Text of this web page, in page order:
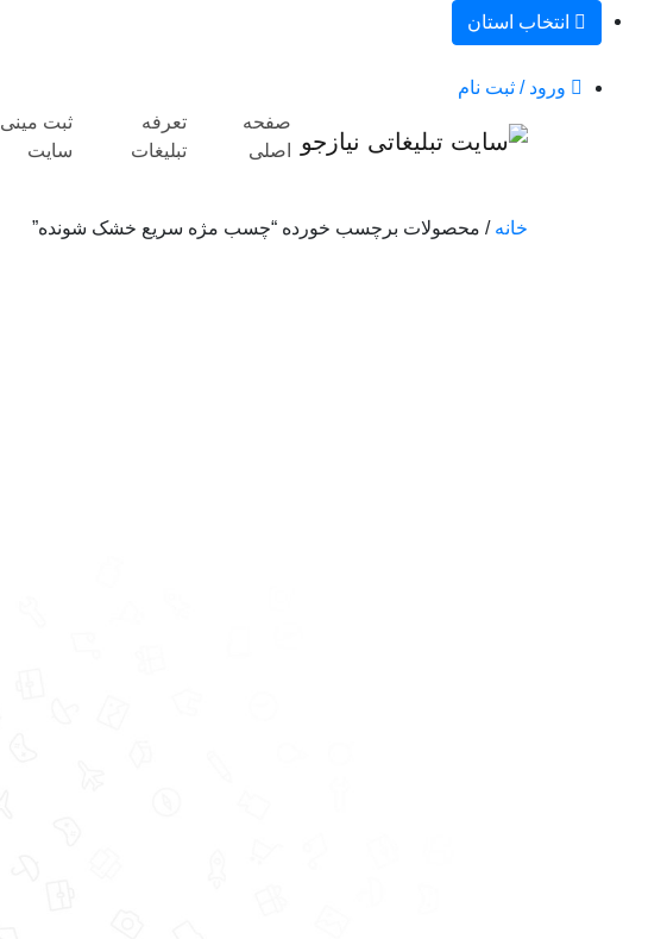
ورود / ثبت نام
صفحه
اصلی
تعرفه
تبلیغات
ثبت مینی
سایت
خانه / محصولات برچسب خورده “چسب مژه سریع خشک شونده”